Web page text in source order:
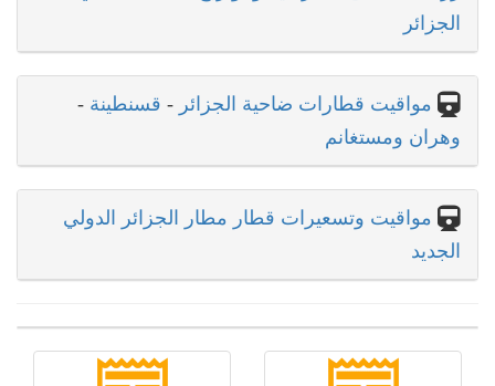
الجزائر
مواقيت قطارات ضاحية الجزائر - قسنطينة -
وهران ومستغانم
مواقيت وتسعيرات قطار مطار الجزائر الدولي
الجديد